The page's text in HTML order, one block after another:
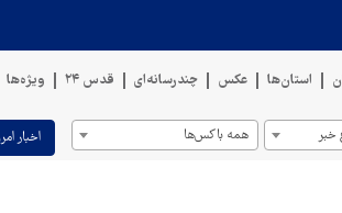
استان‌ها عکس چندرسانه‌ای قدس ۲۴ ویژه‌ها
خبر همه باکس‌ها اخبار